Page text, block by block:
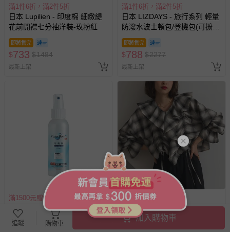
滿1件6折，滿2件5折
日本 Lupilien - 印度棉 細緻緹
花前開襟七分袖洋裝-玫粉紅
即將售完
$733 $1484
最新上架
滿1件6折，滿2件5折
日本 LIZDAYS - 旅行系列 輕量
防潑水波士頓包/登機包(可擴
張)-煙燻綠
即將售完
$788 $2277
最新上架
滿1500元贈好禮
病毒崩 VirusBom - 100ppm噴
劑隨身瓶-公司貨/最新效
期-100ml
搶購一空
滿1件6折，滿2件5折
日本 ELENCARE DUE - 飄逸荷
葉領浪漫抽繩長袖上衣-米棕系
追蹤 購物車
加入購物車